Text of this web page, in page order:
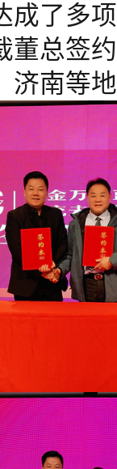
成了多
董总签
济南等